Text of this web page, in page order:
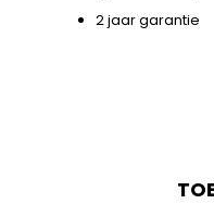
2 jaar garantie